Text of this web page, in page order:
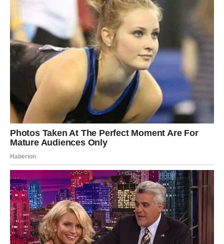
stolici, kronične bolove u trbuhu, promjene u pražnjenju crijeva
ili neobjašnjivi gubitak težine, naglašava Cekini. Zanemarivanje
ovih znakova nikada se ne bi trebalo smatrati održivim
izborom.
Čekina napominje da nije rijetkost da mlađi pojedinci umanjuju
simptome poput hemoroida, pogrešno ih smatrajući manje
značajnima. Međutim, ključno je priznati da ova pitanja mogu
potencijalno biti povezana. Statistika je duboko zabrinjavajuća.
U Srbiji tri specifične vrste raka – rak debelog crijeva, pluća i
dojke – čine značajan dio novootkrivenih slučajeva. Kod
muškaraca u Srbiji rak debelog crijeva je drugi vodeći uzrok
smrtnosti, iza raka pluća.
Rak dojke i rak pluća zauzimaju vodeće mjesto među
ženama, gurajući rak debelog crijeva na nižu ljestvicu.
Godišnje u Srbiji više od 4.500 ljudi dobije dijagnozu raka
debelog crijeva. Najučinkovitiji pristup smanjenju rizika ili
prepoznavanju raka debelog crijeva u ranoj fazi je